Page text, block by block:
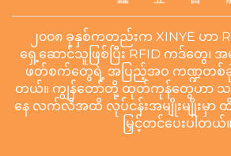
၂၀၀၈ ခုနှစ်ကတည်းက XINYE ဟာ
ရှေ့ဆောင်သူဖြစ်ပြီး RFID ကဒ်တွေ
ဖတ်စက်တွေရဲ့ အပြည့်အဝ ကဏ္ဍတစ်ခု
တယ်။ ကျွန်တော်တို့ ထုတ်ကုန်တွေဟာ သ
နေ လက်လီအထိ လုပ်ငန်းအမျိုးမျိုးမှာ
မြှင့်တင်ပေးပါတယ်။